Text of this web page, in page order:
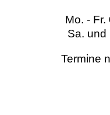
Mo. -
Sa. und
Termine